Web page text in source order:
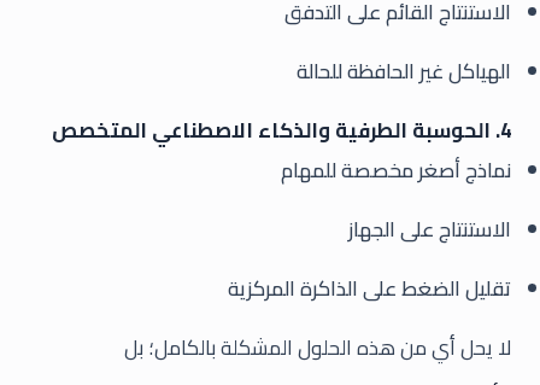
الاستنتاج القائم على التدفق
الهياكل غير الحافظة للحالة
4. الحوسبة الطرفية والذكاء الاصطناعي المتخصص
نماذج أصغر مخصصة للمهام
الاستنتاج على الجهاز
تقليل الضغط على الذاكرة المركزية
لا يحل أي من هذه الحلول المشكلة بالكامل؛ بل